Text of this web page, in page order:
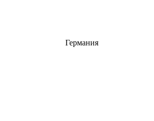
Германия